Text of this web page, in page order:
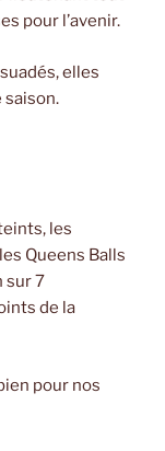
pour l’avenir.
elles
saison.
les
Queens Balls
sur 7
de la
pour nos